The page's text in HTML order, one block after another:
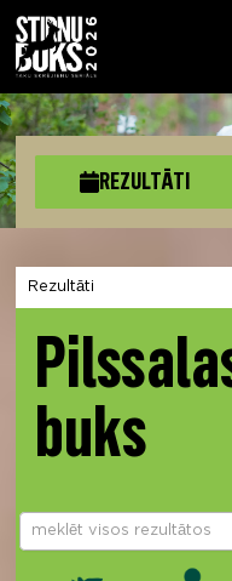
REZULTĀTI
Izvēlies sadaļu
buks